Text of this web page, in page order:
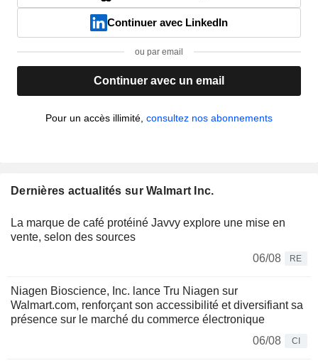
Continuer avec LinkedIn
ou par email
Continuer avec un email
Pour un accès illimité, consultez nos abonnements
Dernières actualités sur Walmart Inc.
La marque de café protéiné Javvy explore une mise en
vente, selon des sources
06/08
RE
Niagen Bioscience, Inc. lance Tru Niagen sur
Walmart.com, renforçant son accessibilité et diversifiant sa
présence sur le marché du commerce électronique
06/08
CI